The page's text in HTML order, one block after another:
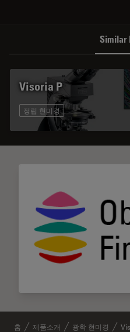
Similar
Visoria P
정립 현미경
홈 제품소개 광학 현미경